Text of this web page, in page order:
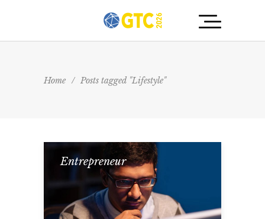
Home / Posts tagged "Lifestyle"
Entrepreneur